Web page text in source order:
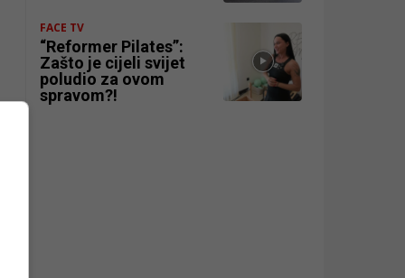
FACE TV
“Reformer Pilates”:
Zašto je cijeli svijet
poludio za ovom
spravom?!